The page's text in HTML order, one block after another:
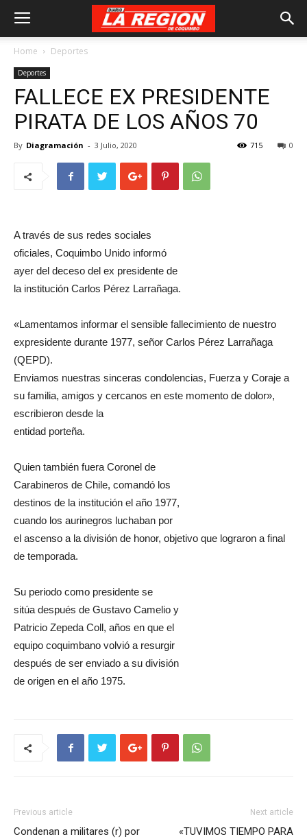
Home Deportes
Deportes
FALLECE EX PRESIDENTE
PIRATA DE LOS AÑOS 70
By Diagramación - 3 Julio, 2020 0
715
A través de sus redes sociales
oficiales, Coquimbo Unido informó
ayer del deceso del ex presidente de
la institución Carlos Pérez Larrañaga.
«Lamentamos informar el sensible fallecimiento de nuestro
expresidente durante 1977, señor Carlos Pérez Larrañaga
(QEPD).
Enviamos nuestras sinceras condolencias, Fuerza y Coraje a
su familia, amigos y cercanos en este momento de dolor»,
escribieron desde la
entidad porteña.
Quien también fuera Coronel de
Carabineros de Chile, comandó los
destinos de la institución el año 1977,
cuando los aurinegros luchaban por
el ascenso a la división de honor, objetivo que lograron a final
de temporada.
Su periodo como presidente se
sitúa después de Gustavo Camelio y
Patricio Zepeda Coll, años en que el
equipo coquimbano volvió a resurgir
después de ser enviado a su división
de origen en el año 1975.
Previous article
Condenan a militares (r) por
Next article
«TUVIMOS TIEMPO PARA